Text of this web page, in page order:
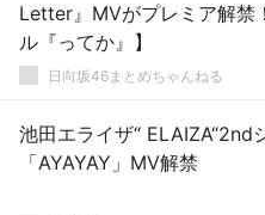
Letter』MVがプレミア解禁
ル『ってか』】
日向坂46まとめちゃんねる
池田エライザ“ ELAIZA“2nd
「AYAYAY」MV解禁